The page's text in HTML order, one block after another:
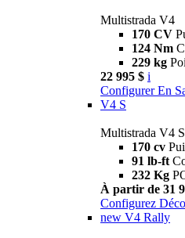
Multistrada V4
170 CV
124 Nm
229 kg
22 995 $ i
Configurer En
V4 S
Multistrada V4 S
170 cv
91 lb-ft
232 Kg
À partir de 31
Configurez
new V4 Rally